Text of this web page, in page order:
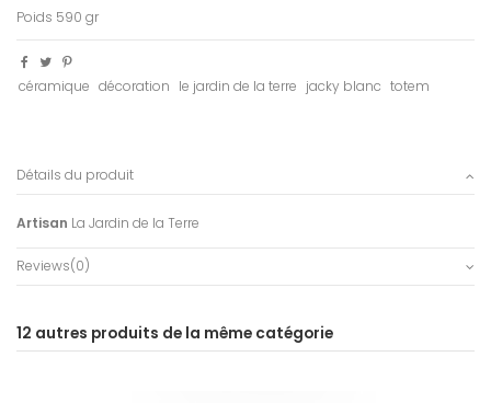
Poids 590 gr
céramique décoration le jardin de la terre jacky blanc totem
Détails du produit
Artisan La Jardin de la Terre
Reviews(0)
12 autres produits de la même catégorie